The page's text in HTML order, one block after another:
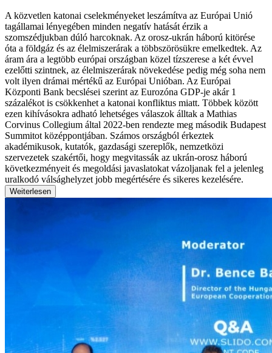
A közvetlen katonai cselekményeket leszámítva az Európai Unió
tagállamai lényegében minden negatív hatását érzik a
szomszédjukban dúló harcoknak. Az orosz-ukrán háború kitörése
óta a földgáz és az élelmiszerárak a többszörösükre emelkedtek. Az
áram ára a legtöbb európai országban közel tízszerese a két évvel
ezelőtti szintnek, az élelmiszerárak növekedése pedig még soha nem
volt ilyen drámai mértékű az Európai Unióban. Az Európai
Központi Bank becslései szerint az Eurozóna GDP-je akár 1
százalékot is csökkenhet a katonai konfliktus miatt. Többek között
ezen kihívásokra adható lehetséges válaszok álltak a Mathias
Corvinus Collegium által 2022-ben rendezte meg második Budapest
Summitot középpontjában. Számos országból érkeztek
akadémikusok, kutatók, gazdasági szereplők, nemzetközi
szervezetek szakértői, hogy megvitassák az ukrán-orosz háború
következményeit és megoldási javaslatokat vázoljanak fel a jelenleg
uralkodó válsághelyzet jobb megértésére és sikeres kezelésére.
Weiterlesen